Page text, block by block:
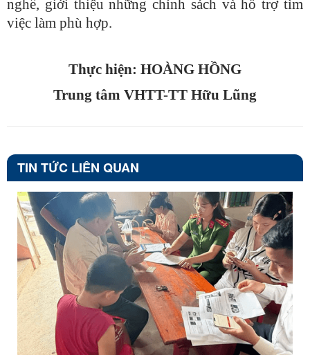
nghề, giới thiệu những chính sách và hỗ trợ tìm
việc làm phù hợp.
Thực hiện: HOÀNG HỒNG
Trung tâm VHTT-TT Hữu Lũng
TIN TỨC LIÊN QUAN